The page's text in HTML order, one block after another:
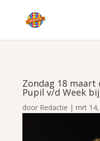
Zondag 18 maart
Pupil v/d Week
door Redactie | mrt